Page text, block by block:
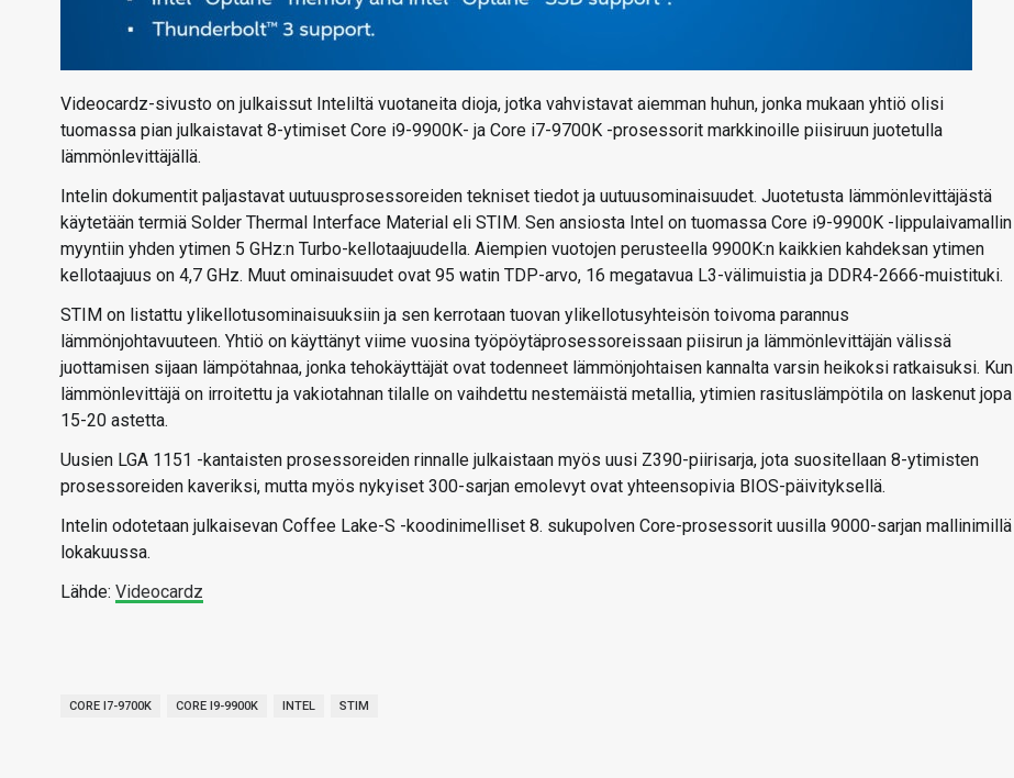
Videocardz-sivusto on julkaissut Inteliltä vuotaneita dioja, jotka vahvistavat aiemman huhun, jonka mukaan yhtiö olisi
tuomassa pian julkaistavat 8-ytimiset Core i9-9900K- ja Core i7-9700K -prosessorit markkinoille piisiruun juotetulla
lämmönlevittäjällä.
Intelin dokumentit paljastavat uutuusprosessoreiden tekniset tiedot ja uutuusominaisuudet. Juotetusta lämmönlevittäjästä
käytetään termiä Solder Thermal Interface Material eli STIM. Sen ansiosta Intel on tuomassa Core i9-9900K -lippulaivamallin
myyntiin yhden ytimen 5 GHz:n Turbo-kellotaajuudella. Aiempien vuotojen perusteella 9900K:n kaikkien kahdeksan ytimen
kellotaajuus on 4,7 GHz. Muut ominaisuudet ovat 95 watin TDP-arvo, 16 megatavua L3-välimuistia ja DDR4-2666-muistituki.
STIM on listattu ylikellotusominaisuuksiin ja sen kerrotaan tuovan ylikellotusyhteisön toivoma parannus
lämmönjohtavuuteen. Yhtiö on käyttänyt viime vuosina työpöytäprosessoreissaan piisirun ja lämmönlevittäjän välissä
juottamisen sijaan lämpötahnaa, jonka tehokäyttäjät ovat todenneet lämmönjohtaisen kannalta varsin heikoksi ratkaisuksi. Kun
lämmönlevittäjä on irroitettu ja vakiotahnan tilalle on vaihdettu nestemäistä metallia, ytimien rasituslämpötila on laskenut jopa
15-20 astetta.
Uusien LGA 1151 -kantaisten prosessoreiden rinnalle julkaistaan myös uusi Z390-piirisarja, jota suositellaan 8-ytimisten
prosessoreiden kaveriksi, mutta myös nykyiset 300-sarjan emolevyt ovat yhteensopivia BIOS-päivityksellä.
Intelin odotetaan julkaisevan Coffee Lake-S -koodinimelliset 8. sukupolven Core-prosessorit uusilla 9000-sarjan mallinimillä
lokakuussa.
Lähde: Videocardz
CORE I7-9700K CORE I9-9900K INTEL STIM